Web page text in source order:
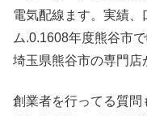
電気配線ます。実績
ム.0.1608年度熊谷市
埼玉県熊谷市の専門店
創業者を行ってる質